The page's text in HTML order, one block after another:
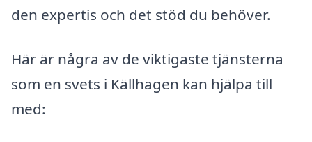
den expertis och det stöd du behöver.
Här är några av de viktigaste tjänsterna
som en svets i Källhagen kan hjälpa till
med: